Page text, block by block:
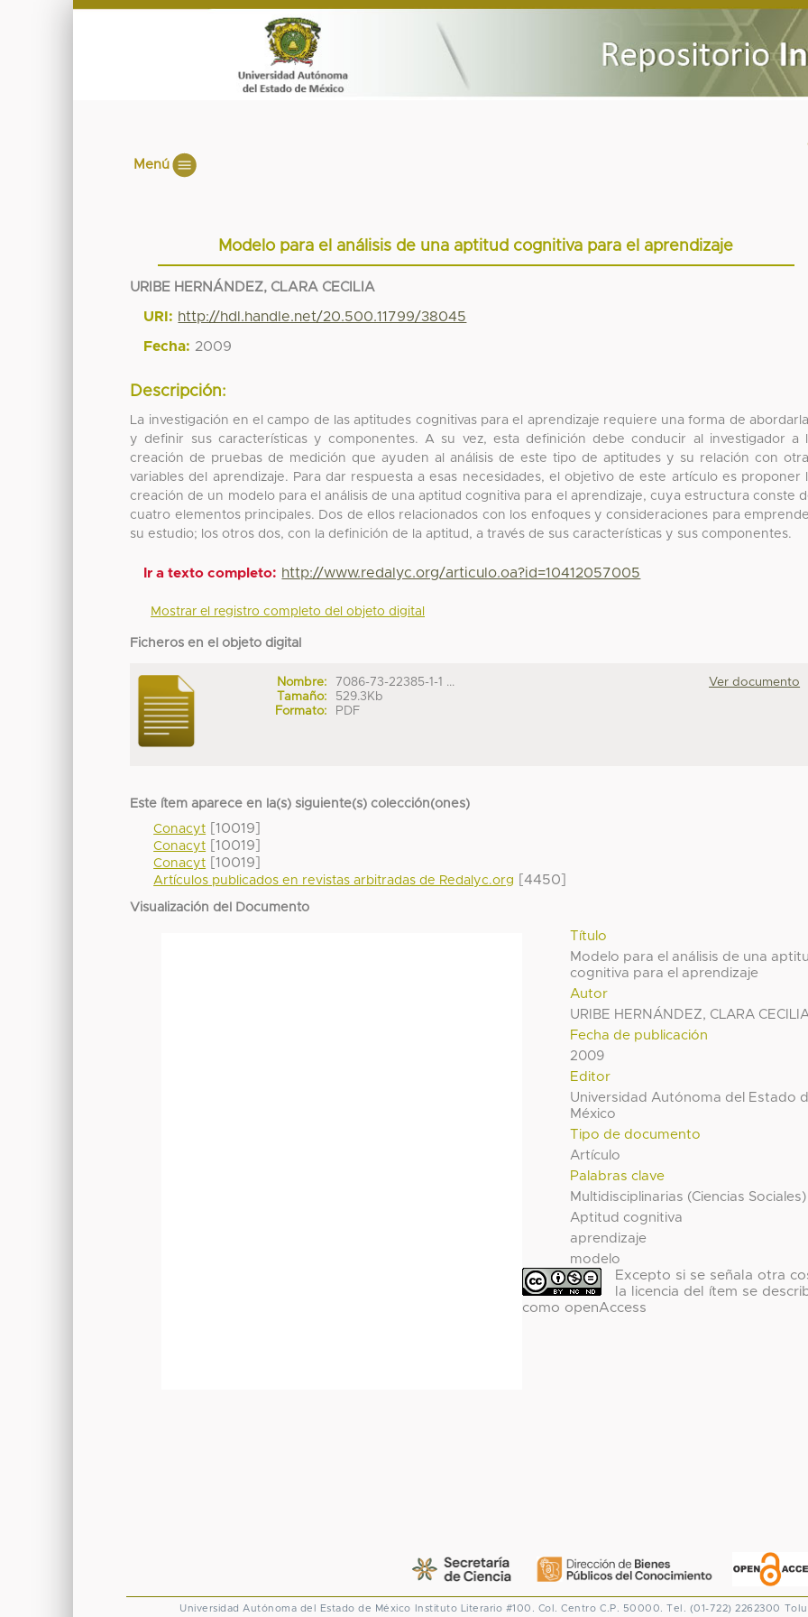
Menú
Modelo para el análisis de una aptitud cognitiva para el aprendizaje
URIBE HERNÁNDEZ, CLARA CECILIA
URI: http://hdl.handle.net/20.500.11799/38045
Fecha: 2009
Descripción:
La investigación en el campo de las aptitudes cognitivas para el aprendizaje requiere una forma de
y definir sus características y componentes. A su vez, esta definición debe conducir al investigador a
creación de pruebas de medición que ayuden al análisis de este tipo de aptitudes y su relación con
variables del aprendizaje. Para dar respuesta a esas necesidades, el objetivo de este artículo es proponer
creación de un modelo para el análisis de una aptitud cognitiva para el aprendizaje, cuya estructura conste
cuatro elementos principales. Dos de ellos relacionados con los enfoques y consideraciones para
su estudio; los otros dos, con la definición de la aptitud, a través de sus características y sus componentes.
Ir a texto completo: http://www.redalyc.org/articulo.oa?id=10412057005
Mostrar el registro completo del objeto digital
Ficheros en el objeto digital
Nombre:
7086-73-22385-1-1 ...
Tamaño:
529.3Kb
Formato:
PDF
Ver documento
Este ítem aparece en la(s) siguiente(s) colección(ones)
Conacyt [10019]
Conacyt [10019]
Conacyt [10019]
Artículos publicados en revistas arbitradas de Redalyc.org [4450]
Visualización del Documento
Título
Modelo para el análisis de una
cognitiva para el aprendizaje
Autor
URIBE HERNÁNDEZ, CLARA
Fecha de publicación
2009
Editor
Universidad Autónoma del Estado
México
Tipo de documento
Artículo
Palabras clave
Multidisciplinarias (Ciencias Sociales)
Aptitud cognitiva
aprendizaje
modelo
Excepto si se señala otra
la licencia del ítem se
como openAccess
Universidad Autónoma del Estado de México Instituto Literario #100. Col. Centro C.P. 50000. Tel. (01-722) 2262300